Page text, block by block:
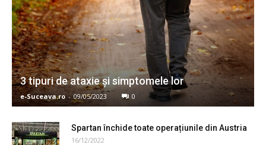
3 tipuri de ataxie și simptomele lor
e-Suceava.ro - 09/05/2023 0
Spartan închide toate operațiunile din Austria
16/12/2022